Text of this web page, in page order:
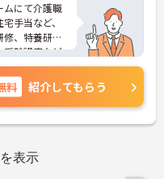
ムにて介護職
手当など、
、特養研
受験講座など
目指せます◎
ど、詳細を
ださい。
料 紹介してもらう
表示